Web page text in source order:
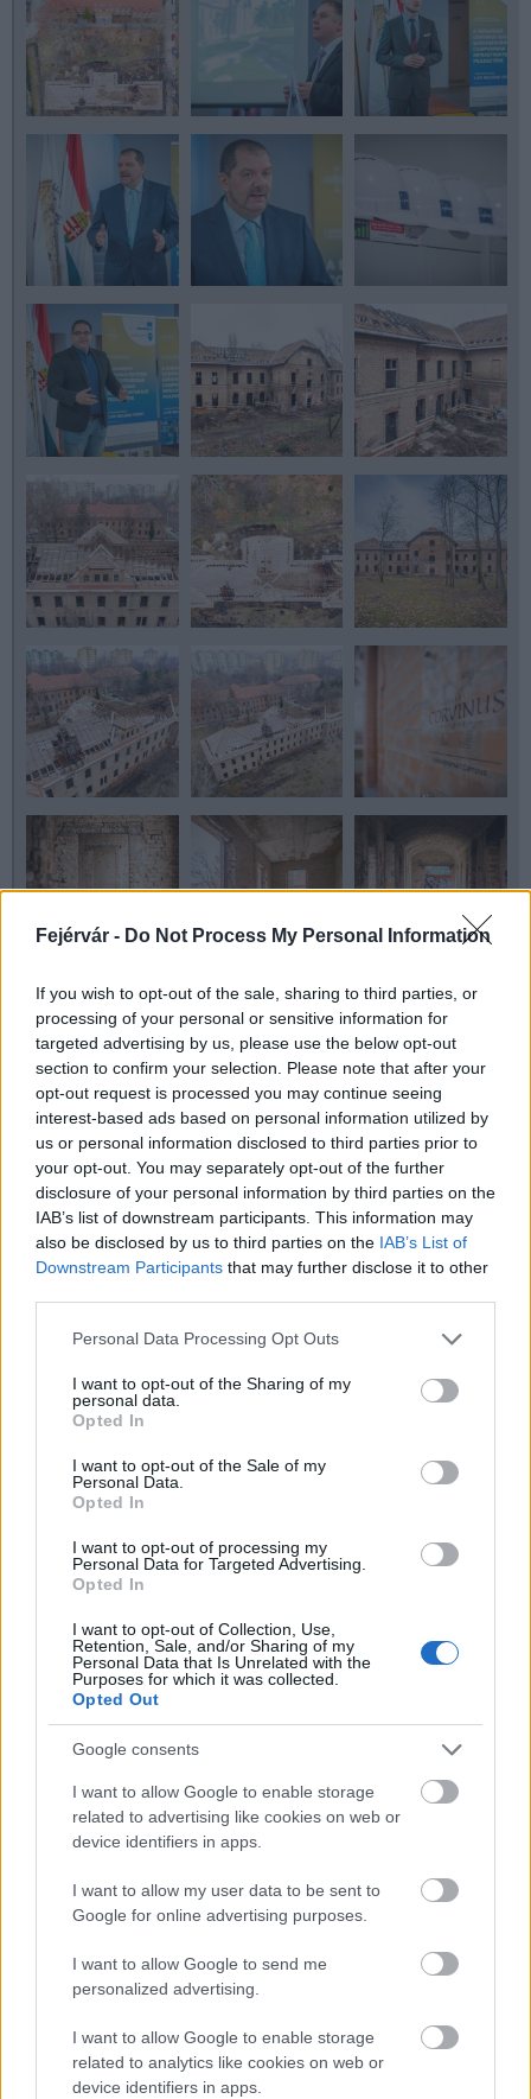
Fejérvár - Do Not Process My Personal Information
If you wish to opt-out of the sale, sharing to third parties, or
processing of your personal or sensitive information for
targeted advertising by us, please use the below opt-out
section to confirm your selection. Please note that after your
opt-out request is processed you may continue seeing
interest-based ads based on personal information utilized by
us or personal information disclosed to third parties prior to
your opt-out. You may separately opt-out of the further
disclosure of your personal information by third parties on the
IAB’s list of downstream participants. This information may
also be disclosed by us to third parties on the IAB’s List of
Downstream Participants that may further disclose it to other
Please note that this website/app uses one or more Google
not limited to your visit or usage behaviour. You may click to
grant or deny consent to Google and its third-party tags to
use your data for below specified purposes in below Google
consent section.
Personal Data Processing Opt Outs
I want to opt-out of the Sharing of my
personal data.
Opted In
I want to opt-out of the Sale of my
Personal Data.
Opted In
I want to opt-out of processing my
Personal Data for Targeted Advertising.
Opted In
I want to opt-out of Collection, Use,
Retention, Sale, and/or Sharing of my
Personal Data that Is Unrelated with the
Purposes for which it was collected.
Opted Out
Google consents
I want to allow Google to enable storage
related to advertising like cookies on web or
device identifiers in apps.
I want to allow my user data to be sent to
Google for online advertising purposes.
I want to allow Google to send me
personalized advertising.
I want to allow Google to enable storage
related to analytics like cookies on web or
device identifiers in apps.
Helyi hírek Székesfehérvár Corvinus Egyetem
Laterex Építő Zrt.
oktatási beruházás
Épkar Zrt.
autópálya útépítés M1-es autópálya
M1 bővítés: már zajlik a teljesen új Bicske Kelet
csomópont építése
Tizenegy meglévő csomópontot korszerűsít és négy új,